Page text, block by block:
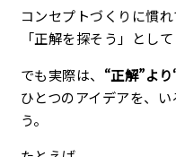
コンセプトづくりに慣れ
「正解を探そう」として
でも実際は、 “正解”よ
ひとつのアイデアを、
う。